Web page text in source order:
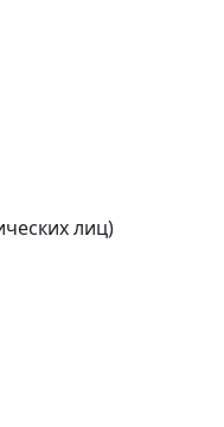
лиц)